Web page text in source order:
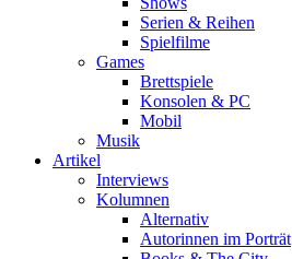
Serien & Reihen
Spielfilme
Games
Brettspiele
Konsolen & PC
Mobil
Musik
Artikel
Interviews
Kolumnen
Alternativ
Autorinnen im Porträt